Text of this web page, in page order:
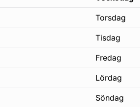
torsdag
tisdag
fredag
lördag
söndag